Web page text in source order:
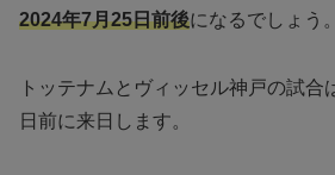
2024年7月25日前後になるでしょう。
トッテナムとヴィッセル神戸の試合
日前に来日します。